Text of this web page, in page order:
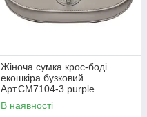
Жіноча сумка крос-боді
екошкіра бузковий
Арт.CM7104-3 purple
DavidJones Франція
В наявності